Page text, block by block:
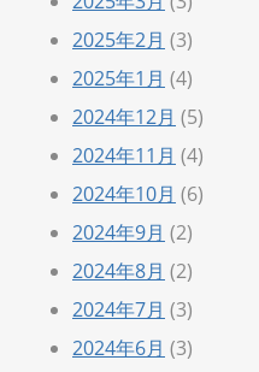
2025年2月 (3)
2025年1月 (4)
2024年12月 (5)
2024年11月 (4)
2024年10月 (6)
2024年9月 (2)
2024年8月 (2)
2024年7月 (3)
2024年6月 (3)